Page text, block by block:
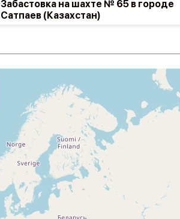
Забастовка на шахте № 65 в городе
Сатпаев (Казахстан)